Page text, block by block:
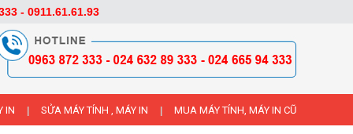
IN SỬA MÁY TÍNH , MÁY IN MUA MÁY TÍNH, MÁY IN CŨ
- 0911.61.61.93